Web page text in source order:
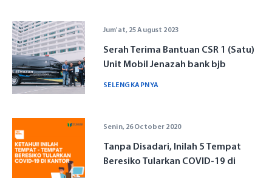
Jum'at, 25 August 2023
Serah Terima Bantuan CSR 1 (Satu)
Unit Mobil Jenazah bank bjb
SELENGKAPNYA
Senin, 26 October 2020
Tanpa Disadari, Inilah 5 Tempat
Beresiko Tularkan COVID-19 di